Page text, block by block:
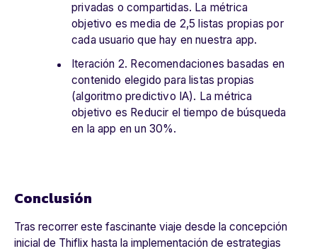
privadas o compartidas. La métrica
objetivo es media de 2,5 listas propias por
cada usuario que hay en nuestra app.
Iteración 2. Recomendaciones basadas en
contenido elegido para listas propias
(algoritmo predictivo IA). La métrica
objetivo es Reducir el tiempo de búsqueda
en la app en un 30%.
Conclusión
Tras recorrer este fascinante viaje desde la concepción
inicial de Thiflix hasta la implementación de estrategias